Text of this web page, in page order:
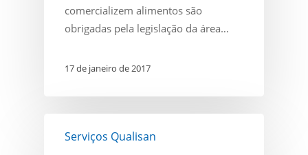
vigilância
sanitária.
comercializem alimentos são
obrigadas pela legislação da área…
17 de janeiro de 2017
Qualisan:
Serviços Qualisan